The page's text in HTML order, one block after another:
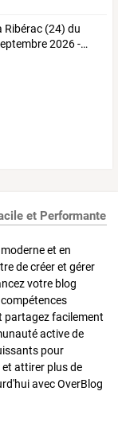
Ribérac (24) du
2026-…
et Performante
et en
de créer et gérer
votre blog
partagez facilement
active de
pour
attirer plus de
avec OverBlog